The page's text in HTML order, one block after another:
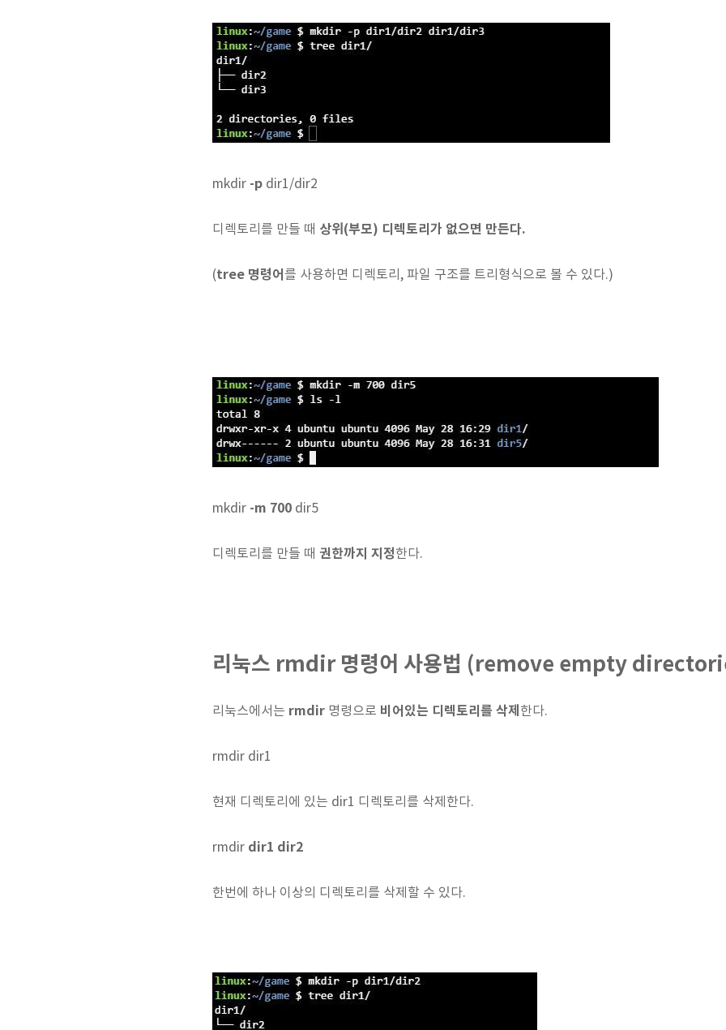
mkdir -p dir1/dir2
디렉토리를 만들 때 상위(부모) 디렉토리가 없으면 만든다.
(tree 명령어 를 사용하면 디렉토리, 파일 구조를 트리형식으로 볼 수 있다.)
mkdir -m 700 dir5
디렉토리를 만들 때 권한까지 지정한다.
리눅스 rmdir 명령어 사용법 (remove empty
리눅스에서는 rmdir 명령으로 비어있는 디렉토리를 삭제 한다.
rmdir dir1
현재 디렉토리에 있는 dir1 디렉토리를 삭제한다.
rmdir dir1 dir2
한번에 하나 이상의 디렉토리를 삭제할 수 있다.